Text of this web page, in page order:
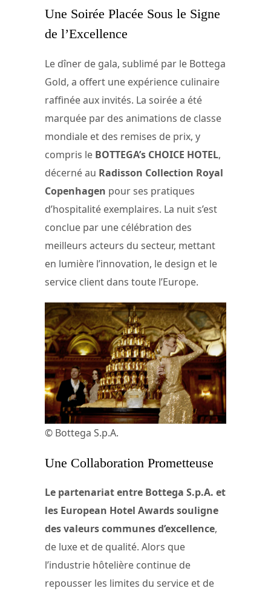
Une Soirée Placée Sous le Signe
de l’Excellence
Le dîner de gala, sublimé par le Bottega
Gold, a offert une expérience culinaire
raffinée aux invités. La soirée a été
marquée par des animations de classe
mondiale et des remises de prix, y
compris le BOTTEGA’s CHOICE HOTEL,
décerné au Radisson Collection Royal
Copenhagen pour ses pratiques
d’hospitalité exemplaires. La nuit s’est
conclue par une célébration des
meilleurs acteurs du secteur, mettant
en lumière l’innovation, le design et le
service client dans toute l’Europe.
© Bottega S.p.A.
Une Collaboration Prometteuse
Le partenariat entre Bottega S.p.A. et
les European Hotel Awards souligne
des valeurs communes d’excellence,
de luxe et de qualité. Alors que
l’industrie hôtelière continue de
repousser les limites du service et de